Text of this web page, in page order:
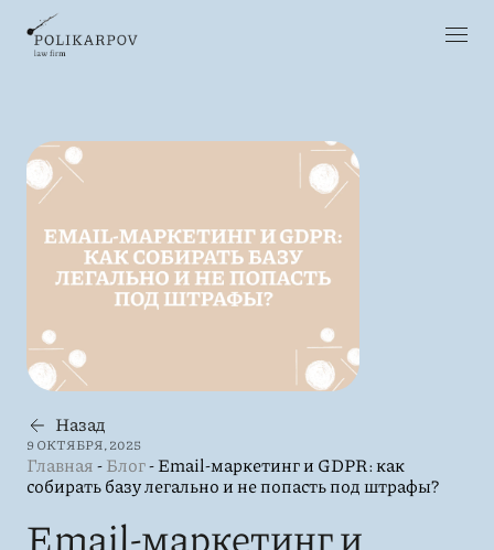
Назад
9 ОКТЯБРЯ, 2025
Главная-Блог-Email-маркетинг и GDPR: как
собирать базу легально и не попасть под штрафы?
Email-маркетинг и